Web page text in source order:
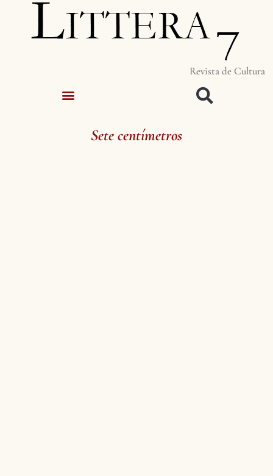
Revista de Cultura
Sete centímetros